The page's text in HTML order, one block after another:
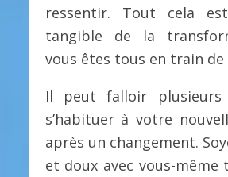
ressentir. Tout cela
tangible de la
vous êtes tous en train de
Il peut falloir
s’habituer à votre
après un changement.
et doux avec vous-